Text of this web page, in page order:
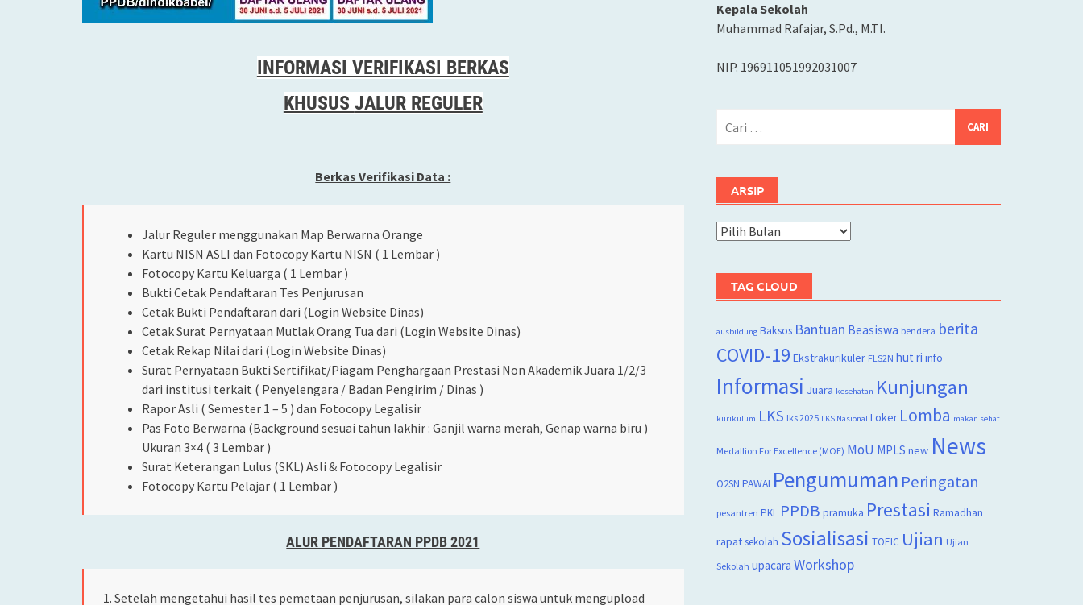
INFORMASI VERIFIKASI BERKAS
KHUSUS JALUR REGULER
Berkas Verifikasi Data :
Jalur Reguler menggunakan Map Berwarna Orange
Kartu NISN ASLI dan Fotocopy Kartu NISN ( 1 Lembar )
Fotocopy Kartu Keluarga ( 1 Lembar )
Bukti Cetak Pendaftaran Tes Penjurusan
Cetak Bukti Pendaftaran dari (Login Website Dinas)
Cetak Surat Pernyataan Mutlak Orang Tua dari (Login Website Dinas)
Cetak Rekap Nilai dari (Login Website Dinas)
Surat Pernyataan Bukti Sertifikat/Piagam Penghargaan Prestasi Non Akademik Juara 1/2/3
dari institusi terkait ( Penyelengara / Badan Pengirim / Dinas )
Rapor Asli ( Semester 1 – 5 ) dan Fotocopy Legalisir
Pas Foto Berwarna (Background sesuai tahun lakhir : Ganjil warna merah, Genap warna biru )
Ukuran 3×4 ( 3 Lembar )
Surat Keterangan Lulus (SKL) Asli & Fotocopy Legalisir
Fotocopy Kartu Pelajar ( 1 Lembar )
ALUR PENDAFTARAN PPDB 2021
1. Setelah mengetahui hasil tes pemetaan penjurusan, silakan para calon siswa untuk mengupload
Kepala Sekolah
Muhammad Rafajar, S.Pd., M.TI.
NIP. 196911051992031007
ARSIP
Arsip
TAG CLOUD
ausbildung Baksos Bantuan Beasiswa bendera berita
COVID-19 Ekstrakurikuler FLS2N hut ri info
Informasi Juara kesehatan Kunjungan
kurikulum LKS lks 2025 LKS Nasional Loker Lomba makan sehat
Medallion For Excellence (MOE) MoU MPLS new News
O2SN PAWAI Pengumuman Peringatan
pesantren PKL PPDB pramuka Prestasi Ramadhan
rapatsekolah Sosialisasi TOEIC Ujian Ujian
Sekolah upacara Workshop